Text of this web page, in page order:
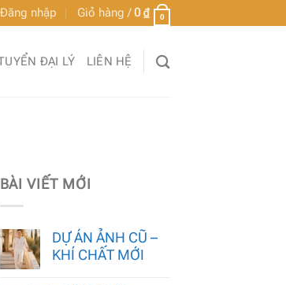
Đăng nhập Giỏ hàng /0₫ 0
ĐẠI LÝ LIÊN HỆ
BÀI VIẾT MỚI
DỰ ÁN ẢNH CŨ –
KHÍ CHẤT MỚI